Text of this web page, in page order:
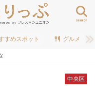
search
すめスポット グルメ
中央区